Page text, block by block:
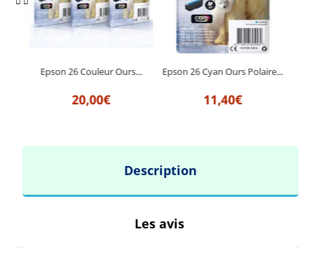
Epson 26 Couleur Ours...
20,00€
Epson 26 Cyan Ours Polaire...
11,40€
Description
Les avis